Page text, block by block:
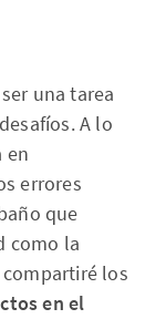
una tarea
A lo
en
errores
que
como la
los
en el